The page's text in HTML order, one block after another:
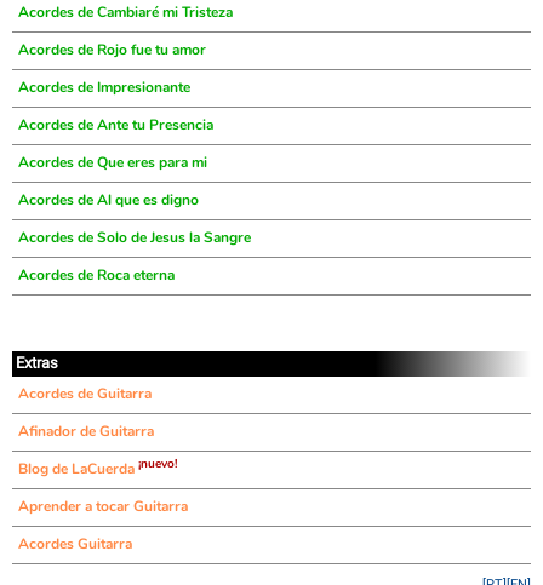
Acordes de Cambiaré mi Tristeza
Acordes de Rojo fue tu amor
Acordes de Impresionante
Acordes de Ante tu Presencia
Acordes de Que eres para mi
Acordes de Al que es digno
Acordes de Solo de Jesus la Sangre
Acordes de Roca eterna
Extras
Acordes de Guitarra
Afinador de Guitarra
Blog de LaCuerda ¡nuevo!
Aprender a tocar Guitarra
Acordes Guitarra